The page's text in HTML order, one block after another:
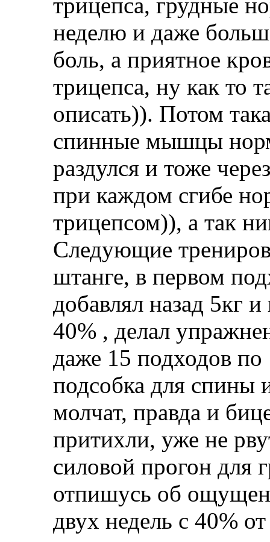
неделю и даже
боль, а приятное
трицепса, ну как то
описать)). Потом
спинные мышцы
раздулся и тоже
при каждом сгибе
трицепсом)), а так
Следующие
штанге, в первом
добавлял назад 5кг
40% , делал
даже 15 подходов
подсобка для
молчат, правда и
притихли, уже не
силовой прогон для
отпишусь об
двух недель с 40%